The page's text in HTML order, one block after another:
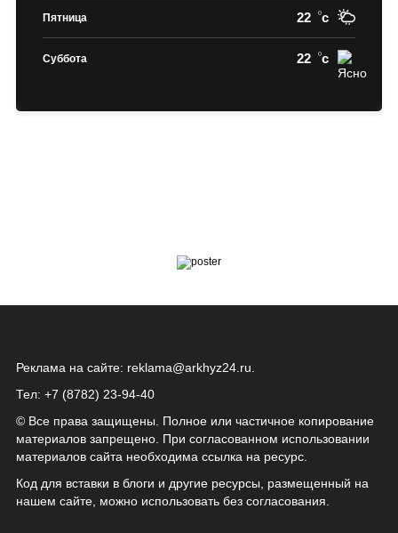
Пятница 22 c
Суббота 22 c
Реклама на сайте: reklama@arkhyz24.ru
Тел: +7 (8782) 23‑94‑40
© Все права защищены. Полное или частичное копирование
материалов запрещено. При согласованном использовании
материалов сайта необходима ссылка на ресурс.
Код для вставки в блоги и другие ресурсы, размещенный на
нашем сайте, можно использовать без согласования.